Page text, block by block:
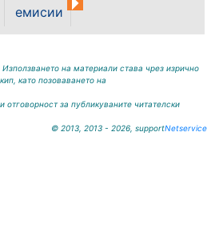
емисии
на материали става чрез изрично
като позоваването на
за публикуваните читателски
© 2013, 2013 - 2026, supportNetservice